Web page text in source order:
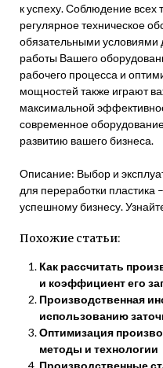
к успеху. Соблюдение всех
регулярное техническое
обязательными условиями
работы Вашего
рабочего процесса и
мощностей также играют
максимальной
современное
развитию вашего бизнеса.
Описание: Выбор и
для переработки пластика
успешному бизнесу.
Похожие статьи:
Как рассчитать
и коэффициент его
Производственная
использованию
Оптимизация
методы и технологии